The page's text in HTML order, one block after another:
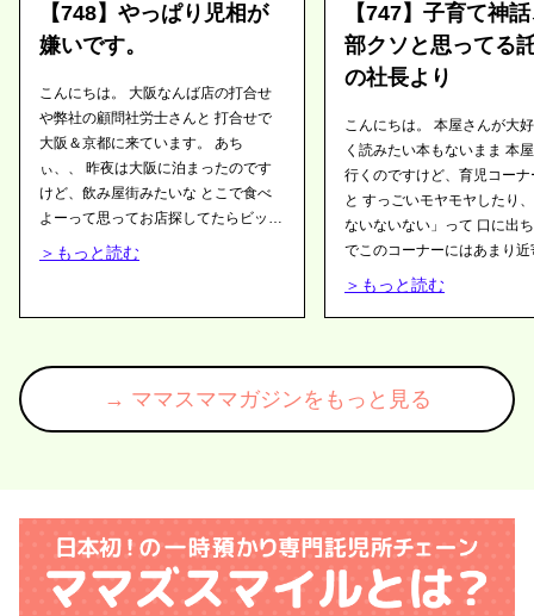
【748】やっぱり児相が
嫌いです。
こんにちは。 大阪なんば店の打合せ
や弊社の顧問社労士さんと 打合せで
大阪＆京都に来ています。 あち
ぃ、、 昨夜は大阪に泊まったのです
けど、飲み屋街みたいな とこで食べ
よーって思ってお店探してたらビック
リ するくらい喫煙可能店が多い( ;∀;)
か違いってあるのねって 思いまし
る店舗の スタッフさんから連絡が入
す。 もちろんマニュアルで一切の個
人情報開示を その場ですることはな
いのですけど、いやほんとに もう何
度目かわからんけど、 「なんでそん
＞もっと読む
【747】子育て神
部クソと思ってる
の社長より
こんにちは。 本屋さんが大
く読みたい本もないまま 本
行くのですけど、育児コーナ
と すっごいモヤモヤしたり
ないないない」って 口に出
でこのコーナーにはあまり近
ようにしています苦笑。 ほんと思う
どころかチャイ沸かせるわ。 色々あ
る神話に心悩ましてる若手
しら？ ってか、いらっしゃ
からないけどでも断言する、
う。 神話は神話です。ただの神話で
す。 リンゴ拾って子ども出
＞もっと読む
→ ママスママガジンをもっと見る